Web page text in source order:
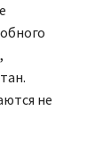
не